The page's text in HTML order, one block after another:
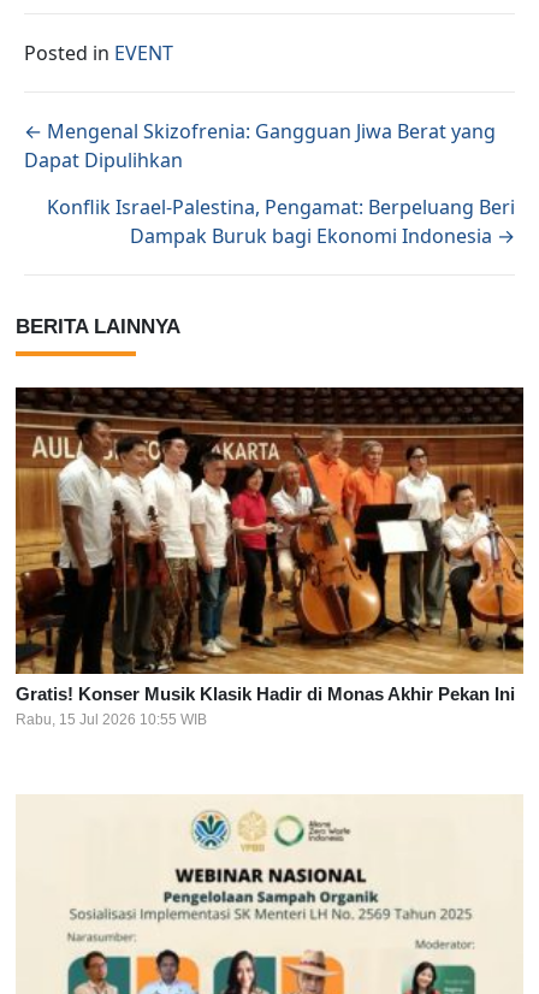
Posted in EVENT
Posts navigation
← Mengenal Skizofrenia: Gangguan Jiwa Berat yang
Dapat Dipulihkan
Konflik Israel-Palestina, Pengamat: Berpeluang Beri
Dampak Buruk bagi Ekonomi Indonesia →
BERITA LAINNYA
Gratis! Konser Musik Klasik Hadir di Monas Akhir Pekan Ini
Rabu, 15 Jul 2026 10:55 WIB